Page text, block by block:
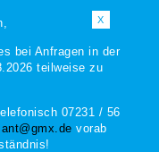
X
bei Anfragen in der
teilweise zu
07231 / 56
vorab